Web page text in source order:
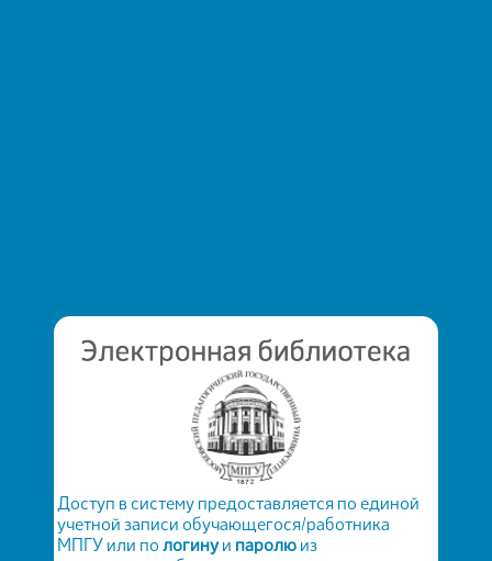
Доступ в систему предоставляется по единой
учетной записи обучающегося/работника
МПГУ или по логинуи паролю из